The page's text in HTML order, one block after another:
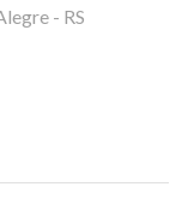
- RS